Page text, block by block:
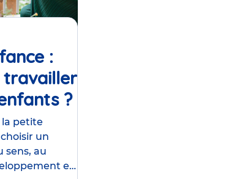
:
travailler
?Article
la petite
un
sens, au
et